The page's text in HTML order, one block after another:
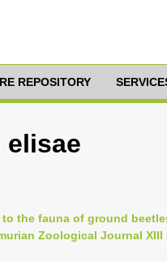
REPOSITORY
elisae
to the fauna of ground
Zoological Journal XIII